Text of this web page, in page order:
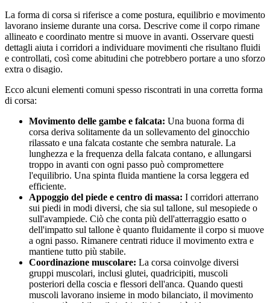
La forma di corsa si riferisce a come postura, equilibrio e movimento
lavorano insieme durante una corsa. Descrive come il corpo rimane
allineato e coordinato mentre si muove in avanti. Osservare questi
dettagli aiuta i corridori a individuare movimenti che risultano fluidi
e controllati, così come abitudini che potrebbero portare a uno sforzo
extra o disagio.
Ecco alcuni elementi comuni spesso riscontrati in una corretta forma
di corsa:
Movimento delle gambe e falcata: Una buona forma di
corsa deriva solitamente da un sollevamento del ginocchio
rilassato e una falcata costante che sembra naturale. La
lunghezza e la frequenza della falcata contano, e allungarsi
troppo in avanti con ogni passo può compromettere
l'equilibrio. Una spinta fluida mantiene la corsa leggera ed
efficiente.
Appoggio del piede e centro di massa: I corridori atterrano
sui piedi in modi diversi, che sia sul tallone, sul mesopiede o
sull'avampiede. Ciò che conta più dell'atterraggio esatto o
dell'impatto sul tallone è quanto fluidamente il corpo si muove
a ogni passo. Rimanere centrati riduce il movimento extra e
mantiene tutto più stabile.
Coordinazione muscolare: La corsa coinvolge diversi
gruppi muscolari, inclusi glutei, quadricipiti, muscoli
posteriori della coscia e flessori dell'anca. Quando questi
muscoli lavorano insieme in modo bilanciato, il movimento